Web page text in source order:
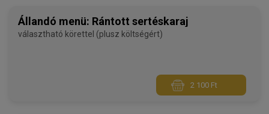
Állandó menü: Rántott sertéskaraj
választható körettel (plusz költségért)
2 100 Ft